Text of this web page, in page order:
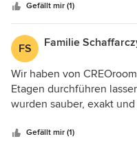
Insgesamt sind wir sehr
optimal eingesetzt.
Gefällt mir (1)
FS Familie
Wir haben von
Etagen durchführen
wurden sauber, exakt
Gefällt mir (1)